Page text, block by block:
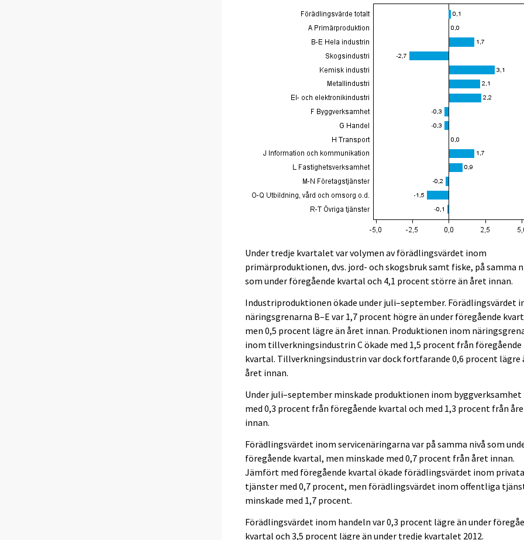
Under tredje kvartalet var volymen av förädlingsvärdet inom
primärproduktionen, dvs. jord- och skogsbruk samt fiske, på samma
som under föregående kvartal och 4,1 procent större än året innan.
Industriproduktionen ökade under juli–september. Förädlingsvärdet
näringsgrenarna B–E var 1,7 procent högre än under föregående
men 0,5 procent lägre än året innan. Produktionen inom
inom tillverkningsindustrin C ökade med 1,5 procent från föregående
kvartal. Tillverkningsindustrin var dock fortfarande 0,6 procent lägre
året innan.
Under juli–september minskade produktionen inom byggverksamhet
med 0,3 procent från föregående kvartal och med 1,3 procent från
innan.
Förädlingsvärdet inom servicenäringarna var på samma nivå som
föregående kvartal, men minskade med 0,7 procent från året innan.
Jämfört med föregående kvartal ökade förädlingsvärdet inom
tjänster med 0,7 procent, men förädlingsvärdet inom offentliga
minskade med 1,7 procent.
Förädlingsvärdet inom handeln var 0,3 procent lägre än under
kvartal och 3,5 procent lägre än under tredje kvartalet 2012.